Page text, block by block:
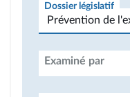
Dossier législatif
Examiné par